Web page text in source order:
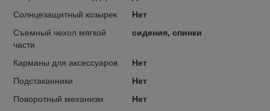
Солнцезащитный козырек
Нет
Съемный чехол мягкой
части
сидения, спинки
Карманы для аксессуаров
Нет
Подстаканники
Нет
Поворотный механизм
Нет